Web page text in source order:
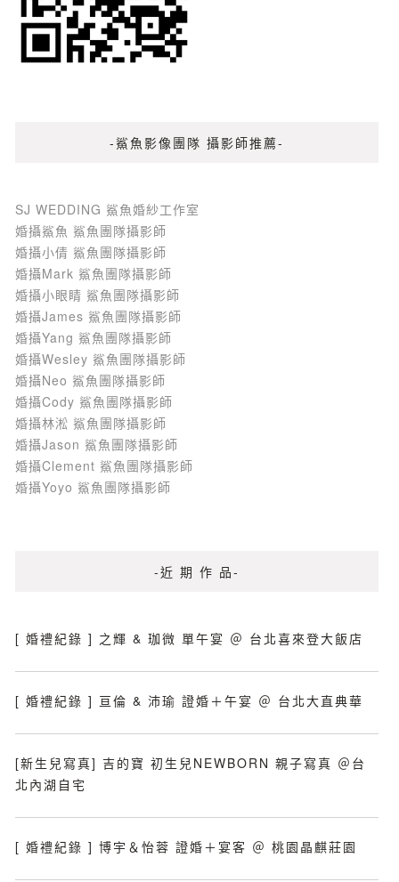
-鯊魚影像團隊 攝影師推薦-
SJ WEDDING 鯊魚婚紗工作室
婚攝鯊魚 鯊魚團隊攝影師
婚攝小倩 鯊魚團隊攝影師
婚攝Mark 鯊魚團隊攝影師
婚攝小眼睛 鯊魚團隊攝影師
婚攝James 鯊魚團隊攝影師
婚攝Yang 鯊魚團隊攝影師
婚攝Wesley 鯊魚團隊攝影師
婚攝Neo 鯊魚團隊攝影師
婚攝Cody 鯊魚團隊攝影師
婚攝林淞 鯊魚團隊攝影師
婚攝Jason 鯊魚團隊攝影師
婚攝Clement 鯊魚團隊攝影師
婚攝Yoyo 鯊魚團隊攝影師
-近 期 作 品-
[ 婚禮紀錄 ] 之輝 & 珈微 單午宴 ＠ 台北喜來登大飯店
[ 婚禮紀錄 ] 亘倫 & 沛瑜 證婚＋午宴 ＠ 台北大直典華
[新生兒寫真] 吉的寶 初生兒NEWBORN 親子寫真 ＠台
北內湖自宅
[ 婚禮紀錄 ] 博宇＆怡蓉 證婚＋宴客 ＠ 桃園晶麒莊園